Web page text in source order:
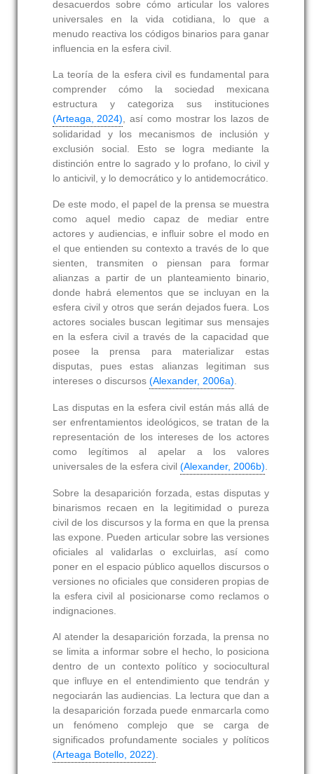
desacuerdos sobre cómo articular los valores
universales en la vida cotidiana, lo que a
menudo reactiva los códigos binarios para ganar
influencia en la esfera civil.
La teoría de la esfera civil es fundamental para
comprender cómo la sociedad mexicana
estructura y categoriza sus instituciones
(Arteaga, 2024) , así como mostrar los lazos de
solidaridad y los mecanismos de inclusión y
exclusión social. Esto se logra mediante la
distinción entre lo sagrado y lo profano, lo civil y
lo anticivil, y lo democrático y lo antidemocrático.
De este modo, el papel de la prensa se muestra
como aquel medio capaz de mediar entre
actores y audiencias, e influir sobre el modo en
el que entienden su contexto a través de lo que
sienten, transmiten o piensan para formar
alianzas a partir de un planteamiento binario,
donde habrá elementos que se incluyan en la
esfera civil y otros que serán dejados fuera. Los
actores sociales buscan legitimar sus mensajes
en la esfera civil a través de la capacidad que
posee la prensa para materializar estas
disputas, pues estas alianzas legitiman sus
intereses o discursos (Alexander, 2006a)
Las disputas en la esfera civil están más allá de
ser enfrentamientos ideológicos, se tratan de la
representación de los intereses de los actores
como legítimos al apelar a los valores
universales de la esfera civil (Alexander, 2006b)
Sobre la desaparición forzada, estas disputas y
binarismos recaen en la legitimidad o pureza
civil de los discursos y la forma en que la prensa
las expone. Pueden articular sobre las versiones
oficiales al validarlas o excluirlas, así como
poner en el espacio público aquellos discursos o
versiones no oficiales que consideren propias de
la esfera civil al posicionarse como reclamos o
indignaciones.
Al atender la desaparición forzada, la prensa no
se limita a informar sobre el hecho, lo posiciona
dentro de un contexto político y sociocultural
que influye en el entendimiento que tendrán y
negociarán las audiencias. La lectura que dan a
la desaparición forzada puede enmarcarla como
un fenómeno complejo que se carga de
significados profundamente sociales y políticos
(Arteaga Botello, 2022)